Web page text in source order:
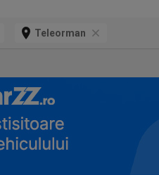
Teleorman